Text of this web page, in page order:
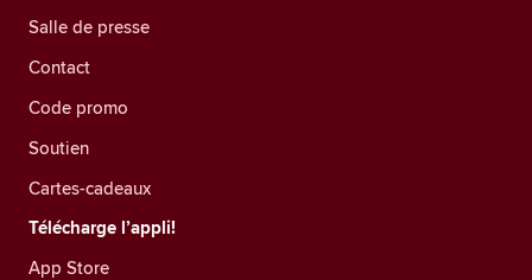
Salle de presse
Contact
Code promo
Soutien
Cartes-cadeaux
Télécharge l’appli!
App Store